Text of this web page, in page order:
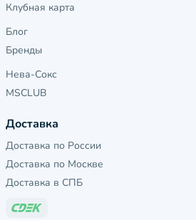
Клубная карта
Блог
Бренды
Нева-Сокс
MSCLUB
Доставка
Доставка по России
Доставка по Москве
Доставка в СПБ